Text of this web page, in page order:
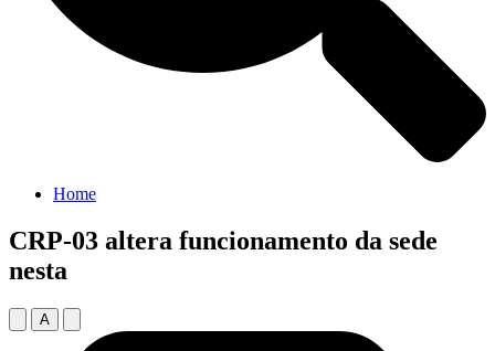
Home
CRP-03 altera funcionamento da sede
nesta
A